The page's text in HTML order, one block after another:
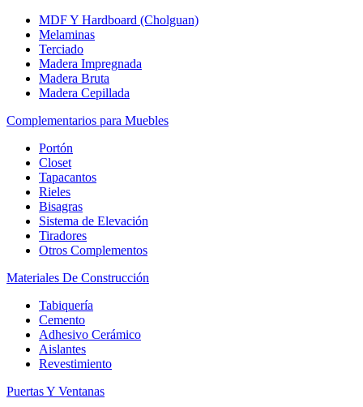
MDF Y Hardboard (Cholguan)
Melaminas
Terciado
Madera Impregnada
Madera Bruta
Madera Cepillada
Complementarios para Muebles
Portón
Closet
Tapacantos
Rieles
Bisagras
Sistema de Elevación
Tiradores
Otros Complementos
Materiales De Construcción
Tabiquería
Cemento
Adhesivo Cerámico
Aislantes
Revestimiento
Puertas Y Ventanas